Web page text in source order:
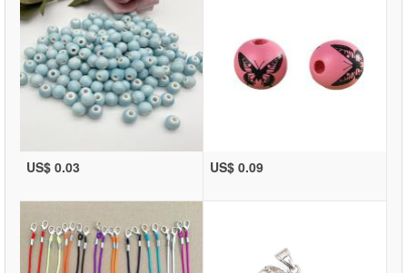
US$ 0.03 US$ 0.09